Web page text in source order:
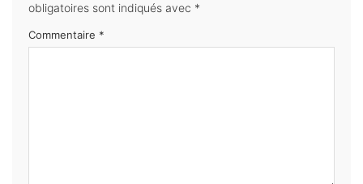
obligatoires sont indiqués avec *
Commentaire *